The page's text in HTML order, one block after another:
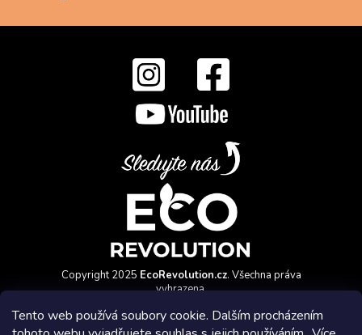
Tento web používá soubory cookie. Dalším procházením
Copyright 2025 EcoRevolution.cz. Všechna práva
vyhrazena.